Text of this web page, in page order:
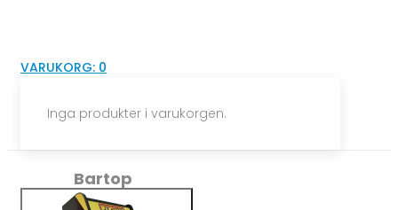
VARUKORG: 0
Inga produkter i varukorgen.
Bartop